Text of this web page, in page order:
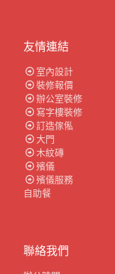
友情連結
室內設計
裝修報價
辦公室裝修
寫字樓裝修
訂造傢俬
大門
木紋磚
殯儀
殯儀服務
自助餐
聯絡我們